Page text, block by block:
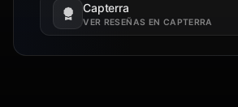
Capterra
VER RESEÑAS EN CAPTERRA
Se abre en una pestaña nueva.